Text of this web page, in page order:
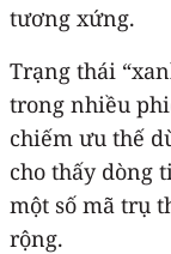
tương xứng.
Trạng thái
trong nhiều
chiếm ưu thế
cho thấy dòng
một số mã trụ
rộng.